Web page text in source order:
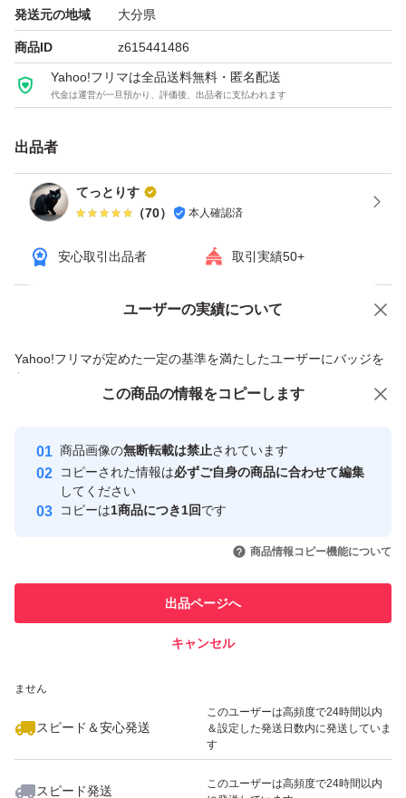
発送元の地域 大分県
商品ID z615441486
Yahoo!フリマは全品送料無料・匿名配送
代金は運営が一旦預かり、評価後、出品者に支払われます
出品者
てっとりす
（70） 本人確認済
安心取引出品者 取引実績50+
ユーザーの実績について
Yahoo!フリマが定めた一定の基準を満たしたユーザーにバッジを
付与しています
安心取引出品者
心・安全なユーザーです
取引実績
引を完了させた実績があります
での取引実績があります
ません
スピード＆安心発送
このユーザーは高頻度で24時間以内
＆設定した発送日数内に発送していま
す
スピード発送
このユーザーは高頻度で24時間以内
価格の相談 商品への質問
この商品の情報をコピーします
商品画像の無断転載は禁止されています
コピーされた情報は必ずご自身の商品に合わせて編集
してください
コピーは1商品につき1回です
商品情報コピー機能について
出品ページへ
キャンセル
この商品をみている人にオススメ